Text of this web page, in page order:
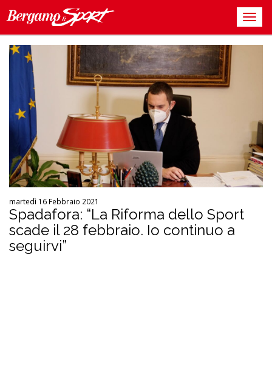
martedì 16 Febbraio 2021
Spadafora: “La Riforma dello Sport
scade il 28 febbraio. Io continuo a
seguirvi”